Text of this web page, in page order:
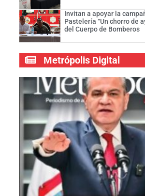
Invitan a apoyar la
Pastelería “Un chorro de
del Cuerpo de Bomberos
Metrópolis Digital